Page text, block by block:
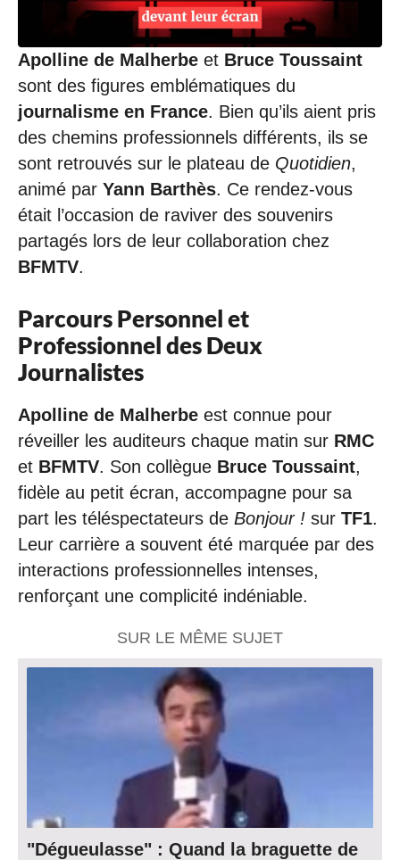
Apolline de Malherbe et Bruce Toussaint
sont des figures emblématiques du
journalisme en France. Bien qu’ils aient pris
des chemins professionnels différents, ils se
sont retrouvés sur le plateau de Quotidien,
animé par Yann Barthès. Ce rendez-vous
était l’occasion de raviver des souvenirs
partagés lors de leur collaboration chez
BFMTV.
Parcours Personnel et
Professionnel des Deux
Journalistes
Apolline de Malherbe est connue pour
réveiller les auditeurs chaque matin sur RMC
et BFMTV. Son collègue Bruce Toussaint,
fidèle au petit écran, accompagne pour sa
part les téléspectateurs de Bonjour ! sur TF1.
Leur carrière a souvent été marquée par des
interactions professionnelles intenses,
renforçant une complicité indéniable.
SUR LE MÊME SUJET
"Dégueulasse" : Quand la braguette de